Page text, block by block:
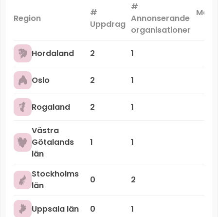
Region
#
Uppdrag
#
Annonserande
organisationer
Hordaland 2 1
Oslo 2 1
Rogaland 2 1
Västra
Götalands
län
1 1
Stockholms
län
0 2
Uppsala län 0 1